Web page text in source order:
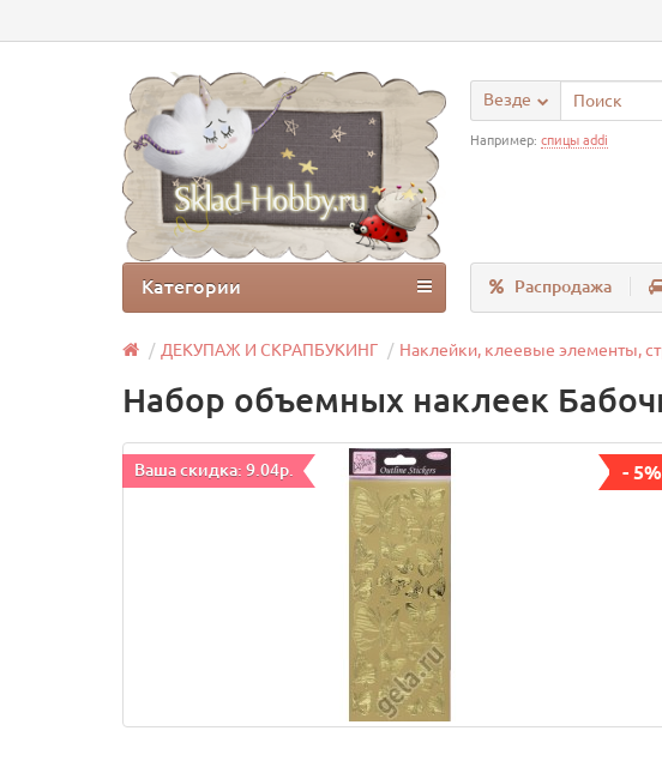
Везде
Например: спицы addi
Распродажа
Категории
ДЕКУПАЖ И СКРАПБУКИНГ Наклейки, клеевые элементы,
Набор объемных наклеек
Ваша скидка: 9.04р. - 5%